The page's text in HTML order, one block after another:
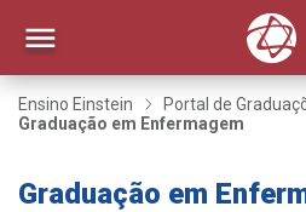
Ensino Einstein
Portal de
Graduação em Enfermagem
Graduação em